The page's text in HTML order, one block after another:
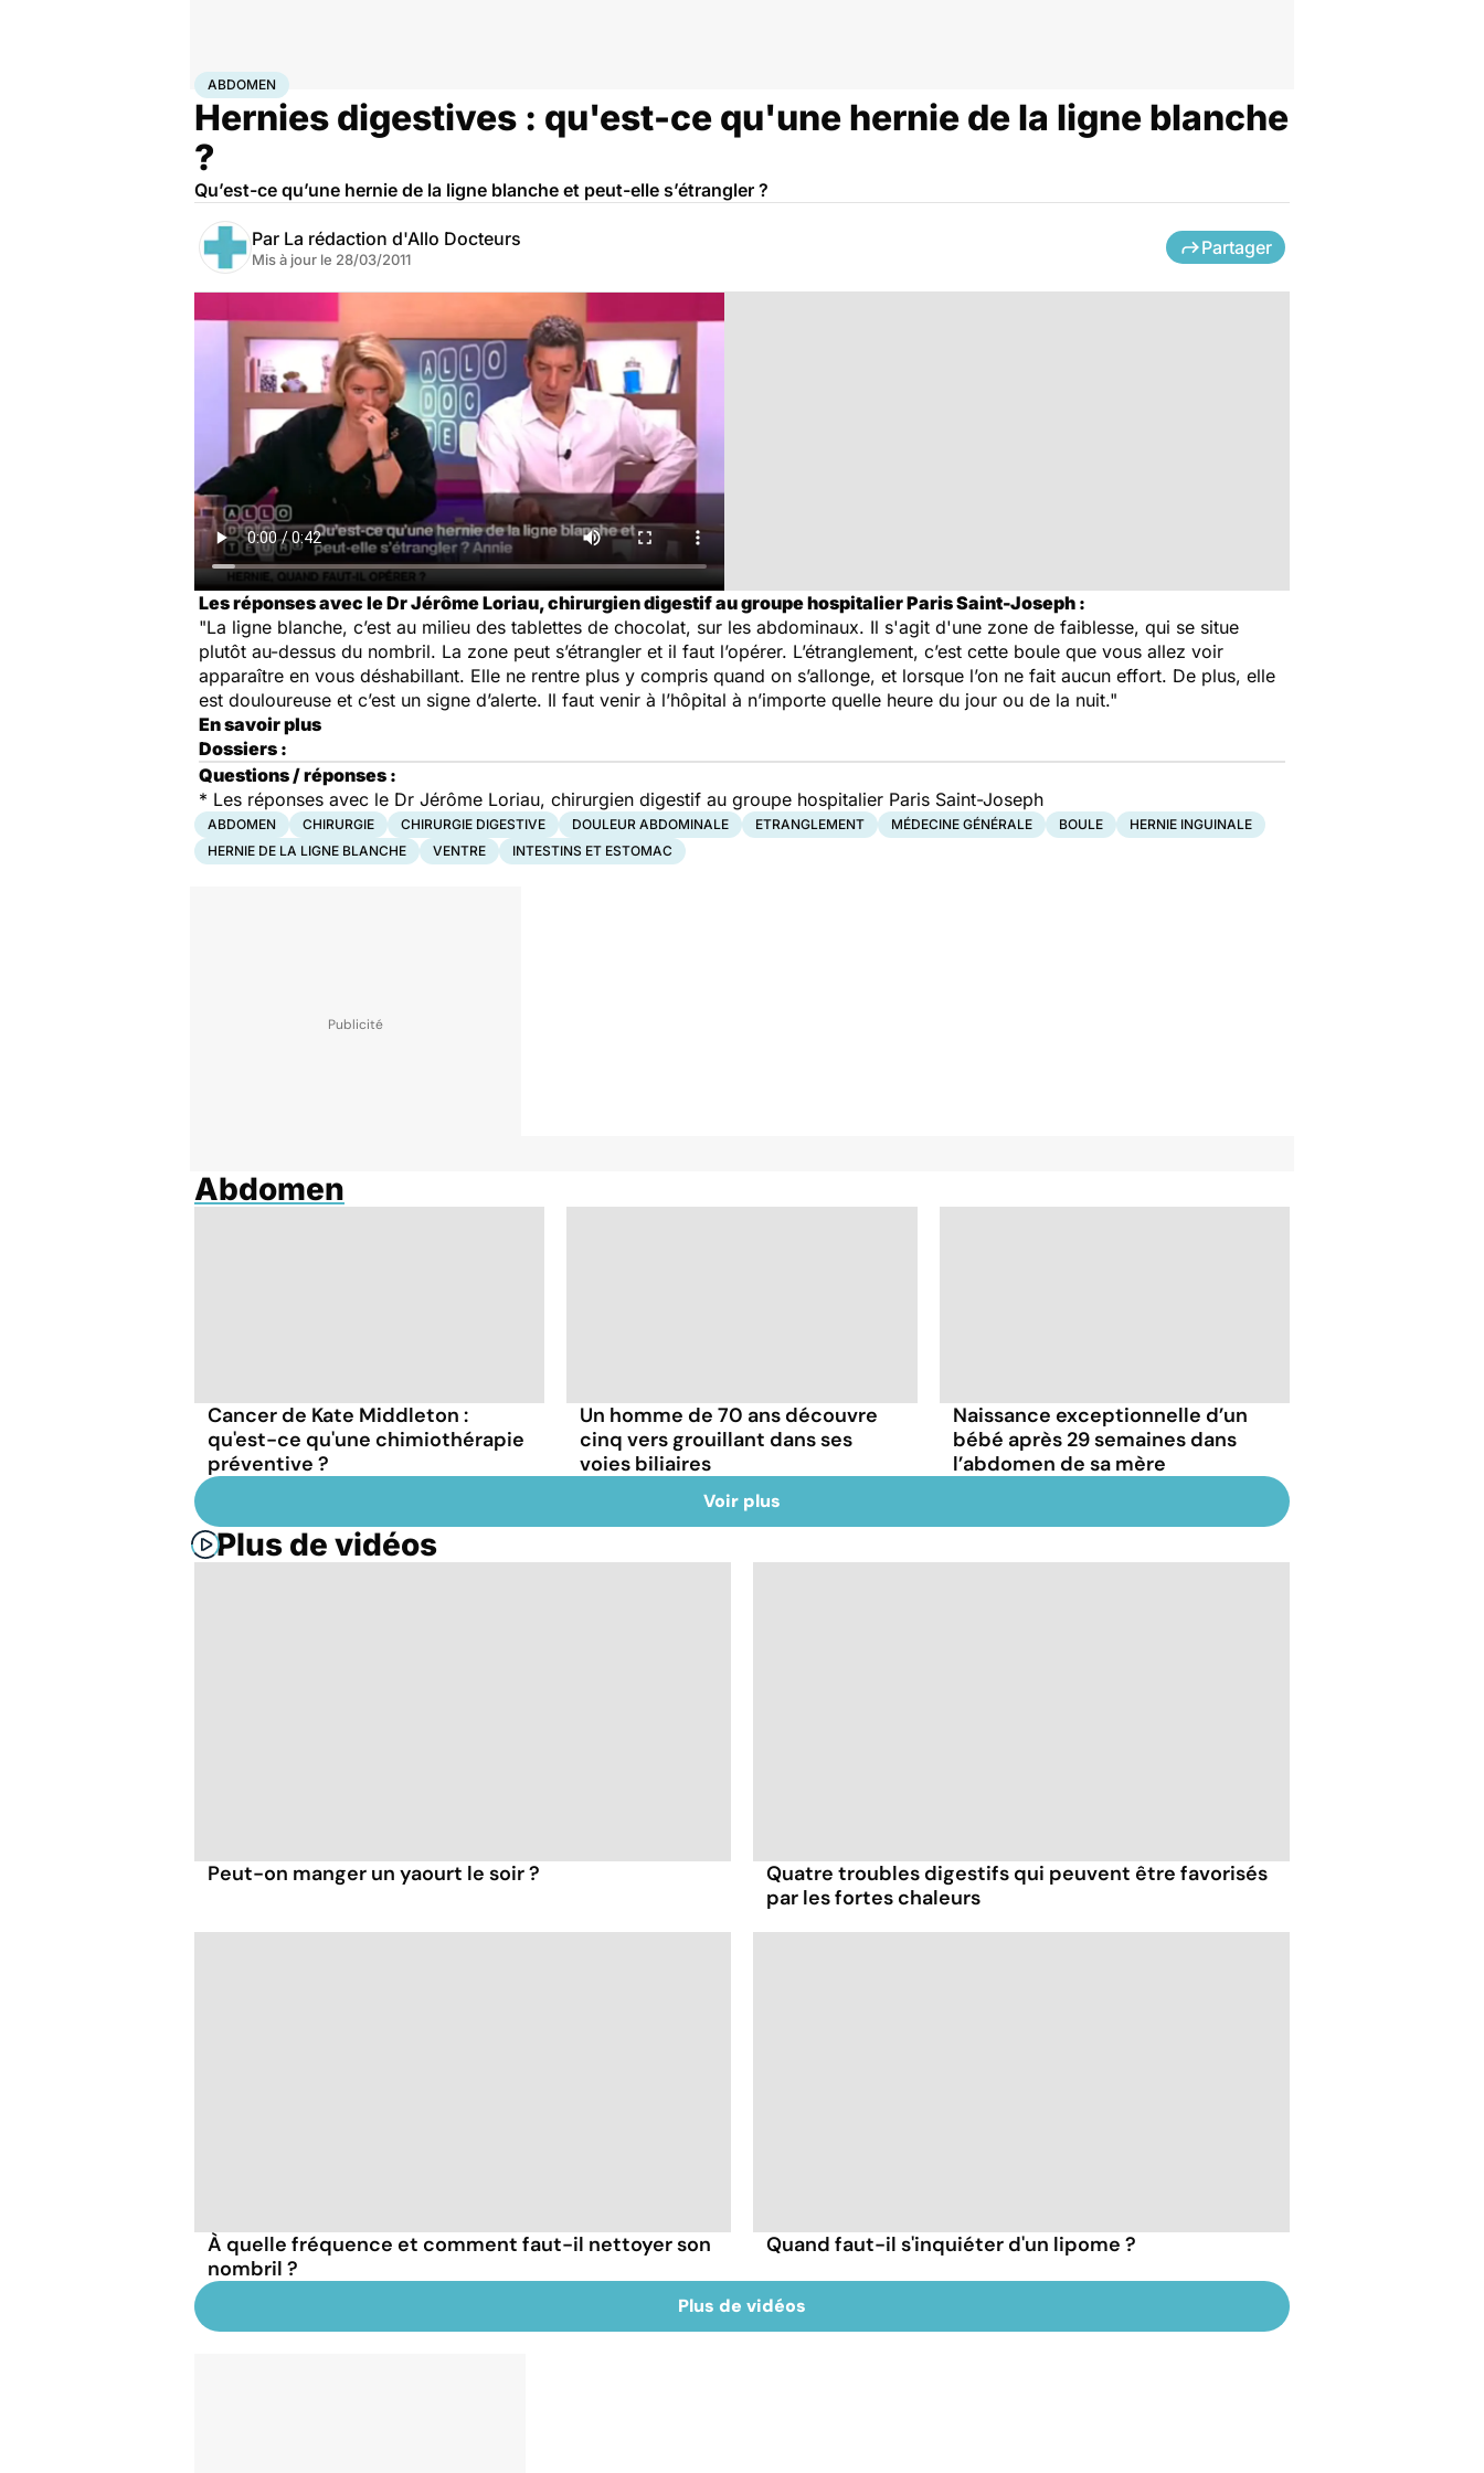
AccueilSanté Maladies
ABDOMEN
Hernies digestives : qu'est-ce qu'une hernie de la ligne blanche
?
Qu’est-ce qu’une hernie de la ligne blanche et peut-elle s’étrangler ?
Par La rédaction d'Allo Docteurs
Mis à jour le 28/03/2011
Partager
Les réponses avec le Dr Jérôme Loriau, chirurgien digestif au groupe hospitalier Paris Saint-Joseph :
"La ligne blanche, c’est au milieu des tablettes de chocolat, sur les abdominaux. Il s'agit d'une zone de faiblesse, qui se situe
plutôt au-dessus du nombril. La zone peut s’étrangler et il faut l’opérer. L’étranglement, c’est cette boule que vous allez voir
apparaître en vous déshabillant. Elle ne rentre plus y compris quand on s’allonge, et lorsque l’on ne fait aucun effort. De plus, elle
est douloureuse et c’est un signe d’alerte. Il faut venir à l’hôpital à n’importe quelle heure du jour ou de la nuit."
En savoir plus
Dossiers :
Questions / réponses :
* Les réponses avec le Dr Jérôme Loriau, chirurgien digestif au groupe hospitalier Paris Saint-Joseph
ABDOMEN CHIRURGIE CHIRURGIE DIGESTIVE DOULEUR ABDOMINALE ETRANGLEMENT MÉDECINE GÉNÉRALE BOULE
HERNIE INGUINALE
HERNIE DE LA LIGNE BLANCHE
VENTRE INTESTINS ET ESTOMAC
Abdomen
Cancer de Kate Middleton :
qu'est-ce qu'une chimiothérapie
préventive ?
Un homme de 70 ans découvre
cinq vers grouillant dans ses
voies biliaires
Naissance exceptionnelle d’un
bébé après 29 semaines dans
l’abdomen de sa mère
Voir plus
Plus de vidéos
Peut-on manger un yaourt le soir ?
Quatre troubles digestifs qui peuvent être favorisés
par les fortes chaleurs
À quelle fréquence et comment faut-il nettoyer son
nombril ?
Quand faut-il s'inquiéter d'un lipome ?
Plus de vidéos